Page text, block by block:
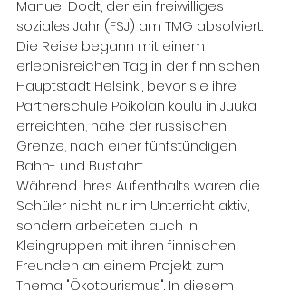
Manuel Dodt, der ein freiwilliges
soziales Jahr (FSJ) am TMG absolviert.
Die Reise begann mit einem
erlebnisreichen Tag in der finnischen
Hauptstadt Helsinki, bevor sie ihre
Partnerschule Poikolan koulu in Juuka
erreichten, nahe der russischen
Grenze, nach einer fünfstündigen
Bahn- und Busfahrt.
Während ihres Aufenthalts waren die
Schüler nicht nur im Unterricht aktiv,
sondern arbeiteten auch in
Kleingruppen mit ihren finnischen
Freunden an einem Projekt zum
Thema "Ökotourismus". In diesem